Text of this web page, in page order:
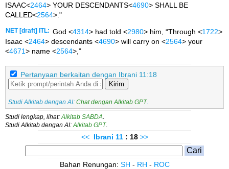
ISAAC<2464> YOUR DESCENDANTS<4690> SHALL BE
CALLED<2564>."
NET [draft] ITL: God <4314> had told <2980> him, “Through <1722>
Isaac <2464> descendants <4690> will carry on <2564> your
<4671> name <2564>,”
Pertanyaan berkaitan dengan Ibrani 11:18
Kirim
Studi Alkitab dengan AI: Chat dengan Alkitab GPT.
Studi lengkap, lihat: Alkitab SABDA
Studi Alkitab dengan AI: Alkitab GPT.
<< Ibrani 11 : 18 >>
Bahan Renungan: SH - RH - ROC